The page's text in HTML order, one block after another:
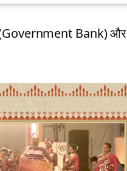
(Government Bank) और